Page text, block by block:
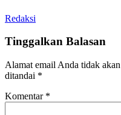
Redaksi
Tinggalkan Balasan
Alamat email Anda tidak
ditandai *
Komentar *